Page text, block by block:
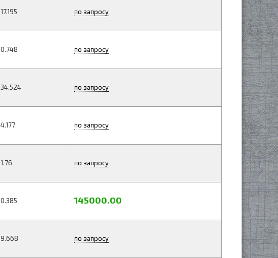
17.195 по запросу
0.748 по запросу
34.524 по запросу
4.177 по запросу
1.76 по запросу
0.385 145000.00
9.668 по запросу